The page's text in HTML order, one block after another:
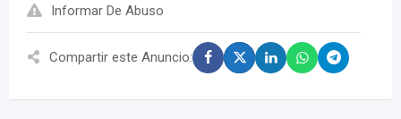
Informar De Abuso
Compartir este Anuncio: